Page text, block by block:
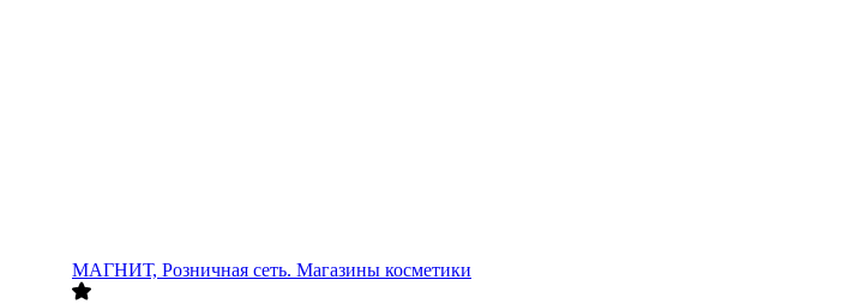
МАГНИТ, Розничная сеть. Магазины косметики